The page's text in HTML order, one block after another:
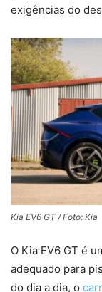
exigências do
Kia EV6 GT / Foto: Kia
O Kia EV6 GT é
adequado para
do dia a dia, o